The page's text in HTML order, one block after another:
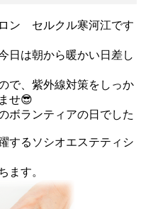
ン セルクル寒河江です
日は朝から暖かい日差し
で、紫外線対策をしっか
せ😎
ボランティアの日でした
するソシオエステティシ
ます。